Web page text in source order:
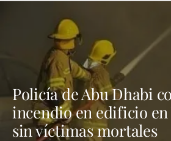
Policía de Abu Dhabi
incendio en edificio en
sin víctimas mortales